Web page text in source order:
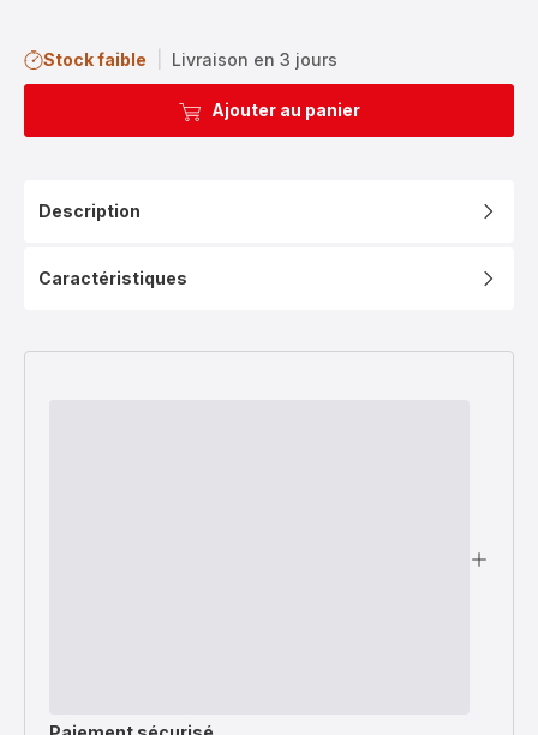
Stock faible Livraison en 3 jours
Ajouter au panier
Description
Caractéristiques